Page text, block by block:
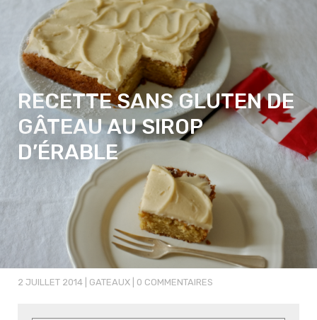
RECETTE SANS GLUTEN DE
GÂTEAU AU SIROP
D’ÉRABLE
2 JUILLET 2014 GATEAUX 0 COMMENTAIRES